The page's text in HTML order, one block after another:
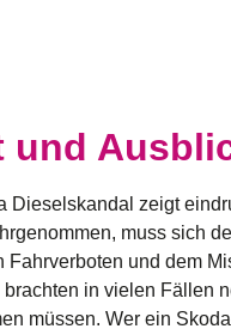
und
Dieselskandal zeigt
muss sich
Fahrverboten und dem
brachten in vielen Fällen
müssen. Wer ein